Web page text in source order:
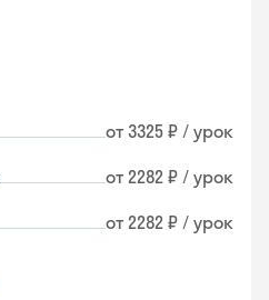
от 3325 ₽ / урок
от 2282 ₽ / урок
от 2282 ₽ / урок